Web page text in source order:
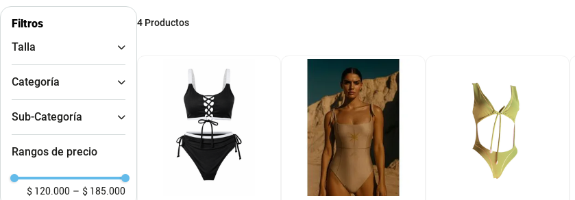
Filtros
Talla
M
L
Sub-Categoría
Rangos de precio
$ 120.000 – $ 185.000
4 Productos
M S